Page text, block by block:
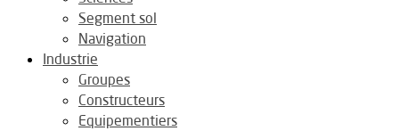
Segment sol
Navigation
Industrie
Groupes
Constructeurs
Equipementiers